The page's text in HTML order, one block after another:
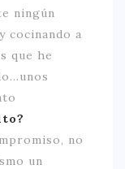
ningún
cocinando a
que he
no
un